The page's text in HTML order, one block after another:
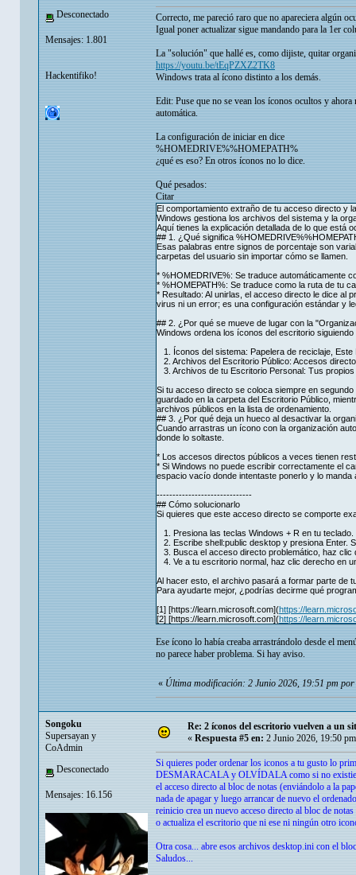
Desconectado
Mensajes: 1.801
Hackentifiko!
Correcto, me pareció raro que no apareciera algún
Igual poner actualizar sigue mandando para la 1er
La "solución" que hallé es, como dijiste, quitar
https://youtu.be/tEqPZXZ2TK8
Windows trata al ícono distinto a los demás.
Edit: Puse que no se vean los íconos ocultos y
automática.
La configuración de iniciar en dice
%HOMEDRIVE%%HOMEPATH%
¿qué es eso? En otros íconos no lo dice.
Qué pesados:
Citar
El comportamiento extraño de tu acceso directo y
Windows gestiona los archivos del sistema y la
Aquí tienes la explicación detallada de lo que está
## 1. ¿Qué significa
Esas palabras entre signos de porcentaje son
carpetas del usuario sin importar cómo se llamen.
* %HOMEDRIVE%: Se traduce automáticamente
* %HOMEPATH%: Se traduce como la ruta de tu
* Resultado: Al unirlas, el acceso directo le dice al
virus ni un error; es una configuración estándar y
## 2. ¿Por qué se mueve de lugar con la
Windows ordena los íconos del escritorio
1. Íconos del sistema: Papelera de reciclaje, Este
2. Archivos del Escritorio Público: Accesos
3. Archivos de tu Escritorio Personal: Tus
Si tu acceso directo se coloca siempre en
guardado en la carpeta del Escritorio Público,
archivos públicos en la lista de ordenamiento.
## 3. ¿Por qué deja un hueco al desactivar la
Cuando arrastras un ícono con la organización
donde lo soltaste.
* Los accesos directos públicos a veces tienen
* Si Windows no puede escribir correctamente el
espacio vacío donde intentaste ponerlo y lo manda
------------------------------
## Cómo solucionarlo
Si quieres que este acceso directo se comporte
1. Presiona las teclas Windows + R en tu teclado.
2. Escribe shell:public desktop y presiona Enter.
3. Busca el acceso directo problemático, haz clic
4. Ve a tu escritorio normal, haz clic derecho en
Al hacer esto, el archivo pasará a formar parte de
Para ayudarte mejor, ¿podrías decirme qué
[1] [https://learn.microsoft.com](https://
[2] [https://learn.microsoft.com](https://
Ese ícono lo había creaba arrastrándolo desde el
no parece haber problema. Si hay aviso.
«Última modificación: 2 Junio 2026, 19:51 pm por
Songoku
Supersayan y
CoAdmin
Desconectado
Mensajes: 16.156
Re: 2 íconos del escritorio vuelven a un
« Respuesta #5 en: 2 Junio 2026, 19:50
Si quieres poder ordenar los iconos a tu gusto lo
DESMARACALA y OLVÍDALA como si no
el acceso directo al bloc de notas (enviándolo a la
nada de apagar y luego arrancar de nuevo el
reinicio crea un nuevo acceso directo al bloc de
o actualiza el escritorio que ni ese ni ningún otro
Otra cosa... abre esos archivos desktop.ini con el
Saludos...